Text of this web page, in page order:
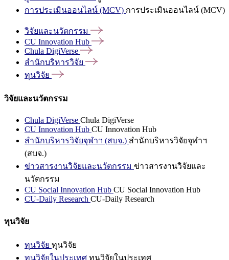
การประเมินออนไลน์ (MCV) การประเมินออนไลน์ (MCV)
วิจัยและนวัตกรรม
CU Innovation Hub
Chula DigiVerse
สำนักบริหารวิจัย
ทุนวิจัย
วิจัยและนวัตกรรม
Chula DigiVerse Chula DigiVerse
CU Innovation Hub CU Innovation Hub
สำนักบริหารวิจัยจุฬาฯ (สบจ.) สำนักบริหารวิจัยจุฬาฯ
(สบจ.)
ข่าวสารงานวิจัยและนวัตกรรม ข่าวสารงานวิจัยและ
นวัตกรรม
CU Social Innovation Hub CU Social Innovation Hub
CU-Daily Research CU-Daily Research
ทุนวิจัย
ทุนวิจัย ทุนวิจัย
ทุนวิจัยในประเทศ ทุนวิจัยในประเทศ